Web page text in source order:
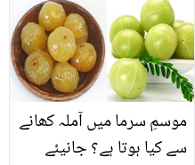
ڈیزائنر کا بیان سامنے آگیا
موسمِ سرما میں آملہ کھانے
سے کیا ہوتا ہے؟ جانیئے